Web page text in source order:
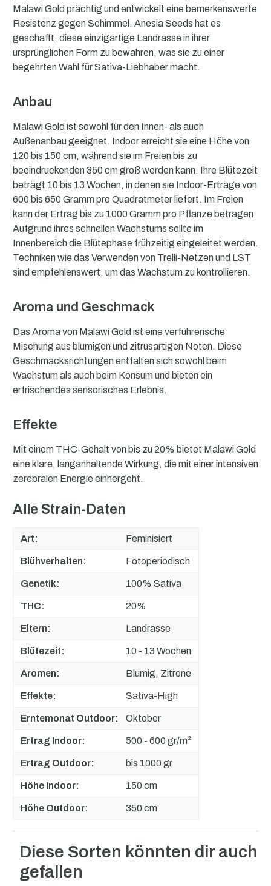
Malawi Gold prächtig und entwickelt eine bemerkenswerte
Resistenz gegen Schimmel. Anesia Seeds hat es
geschafft, diese einzigartige Landrasse in ihrer
ursprünglichen Form zu bewahren, was sie zu einer
begehrten Wahl für Sativa-Liebhaber macht.
Anbau
Malawi Gold ist sowohl für den Innen- als auch
Außenanbau geeignet. Indoor erreicht sie eine Höhe von
120 bis 150 cm, während sie im Freien bis zu
beeindruckenden 350 cm groß werden kann. Ihre Blütezeit
beträgt 10 bis 13 Wochen, in denen sie Indoor-Erträge von
600 bis 650 Gramm pro Quadratmeter liefert. Im Freien
kann der Ertrag bis zu 1000 Gramm pro Pflanze betragen.
Aufgrund ihres schnellen Wachstums sollte im
Innenbereich die Blütephase frühzeitig eingeleitet werden.
Techniken wie das Verwenden von Trelli-Netzen und LST
sind empfehlenswert, um das Wachstum zu kontrollieren.
Aroma und Geschmack
Das Aroma von Malawi Gold ist eine verführerische
Mischung aus blumigen und zitrusartigen Noten. Diese
Geschmacksrichtungen entfalten sich sowohl beim
Wachstum als auch beim Konsum und bieten ein
erfrischendes sensorisches Erlebnis.
Effekte
Mit einem THC-Gehalt von bis zu 20% bietet Malawi Gold
eine klare, langanhaltende Wirkung, die mit einer intensiven
zerebralen Energie einhergeht.
Alle Strain-Daten
Art: Feminisiert
Blühverhalten: Fotoperiodisch
Genetik: 100% Sativa
THC: 20%
Eltern: Landrasse
Blütezeit: 10 - 13 Wochen
Aromen: Blumig, Zitrone
Effekte: Sativa-High
Erntemonat Outdoor: Oktober
Ertrag Indoor: 500 - 600 gr/m²
Ertrag Outdoor: bis 1000 gr
Höhe Indoor: 150 cm
Höhe Outdoor: 350 cm
Produktgalerie überspringen
Diese Sorten könnten dir auch
gefallen